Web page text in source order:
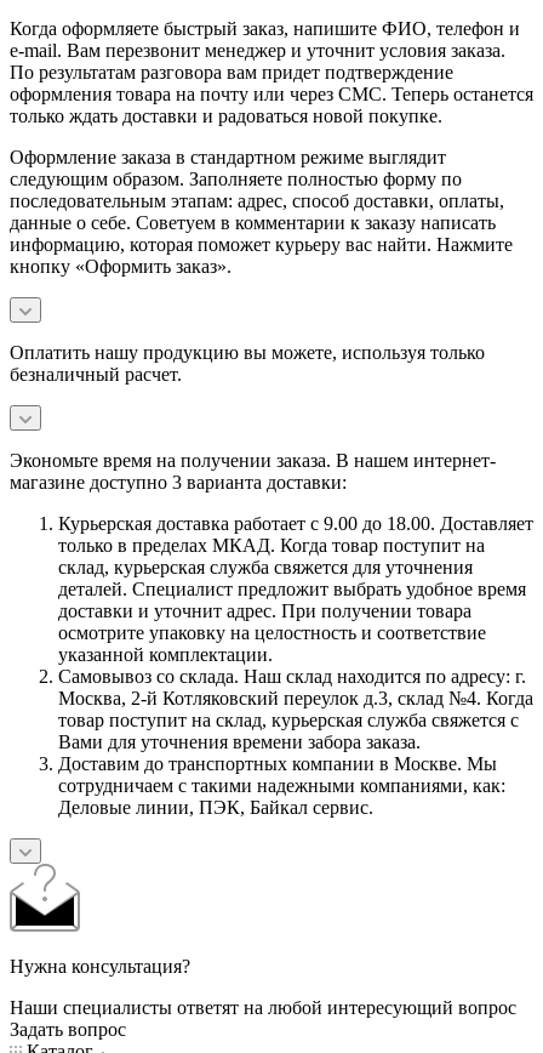
Когда оформляете быстрый заказ, напишите ФИО, телефон и
e-mail. Вам перезвонит менеджер и уточнит условия заказа.
По результатам разговора вам придет подтверждение
оформления товара на почту или через СМС. Теперь останется
только ждать доставки и радоваться новой покупке.
Оформление заказа в стандартном режиме выглядит
следующим образом. Заполняете полностью форму по
последовательным этапам: адрес, способ доставки, оплаты,
данные о себе. Советуем в комментарии к заказу написать
информацию, которая поможет курьеру вас найти. Нажмите
кнопку «Оформить заказ».
Оплатить нашу продукцию вы можете, используя только
безналичный расчет.
Экономьте время на получении заказа. В нашем интернет-
магазине доступно 3 варианта доставки:
Курьерская доставка работает с 9.00 до 18.00. Доставляет
только в пределах МКАД. Когда товар поступит на
склад, курьерская служба свяжется для уточнения
деталей. Специалист предложит выбрать удобное время
доставки и уточнит адрес. При получении товара
осмотрите упаковку на целостность и соответствие
указанной комплектации.
Самовывоз со склада. Наш склад находится по адресу: г.
Москва, 2-й Котляковский переулок д.3, склад №4. Когда
товар поступит на склад, курьерская служба свяжется с
Вами для уточнения времени забора заказа.
Доставим до транспортных компании в Москве. Мы
сотрудничаем с такими надежными компаниями, как:
Деловые линии, ПЭК, Байкал сервис.
Нужна консультация?
Наши специалисты ответят на любой интересующий вопрос
Задать вопрос